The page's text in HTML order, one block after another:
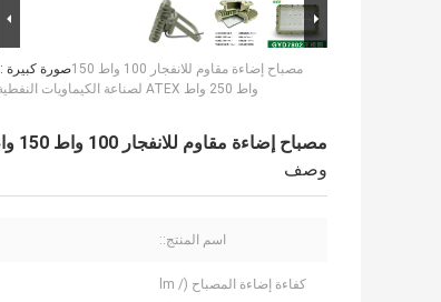
صورة كبيرة :مصباح إضاءة مقاوم للانفجار 100 واط 150
واط 250 واط ATEX لصناعة الكيماويات النفطية
مصباح إضاءة مقاوم للانفجار 100 واط 150 واط 250 واط ATEX لصناعة الكيماويات النفطية
وصف
اسم المنتج::
كفاءة إضاءة المصباح (lm /